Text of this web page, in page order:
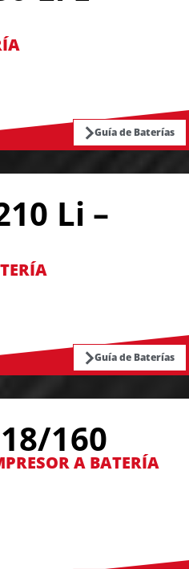
Guía de Baterías
Li –
Guía de Baterías
160
A BATERÍA